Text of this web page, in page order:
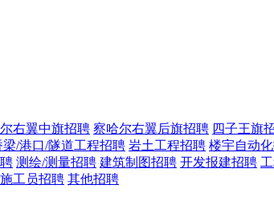
右翼中旗招聘 察哈尔右翼后旗招聘 四子王旗
梁/港口/隧道工程招聘 岩土工程招聘 楼宇自动
测绘/测量招聘 建筑制图招聘 开发报建招聘
施工员招聘 其他招聘